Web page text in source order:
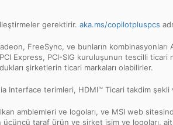
gerektirir. aka.ms/copilotpluspcs
FreeSync, ve bunların
Express, PCI-SIG kuruluşunun tescilli
şirketlerin ticari markaları olabilirler.
terimleri, HDMI™ Ticari takdim şekli
amblemleri ve logoları, ve MSI web
taraf ürün ve şirket isim ve logoları,